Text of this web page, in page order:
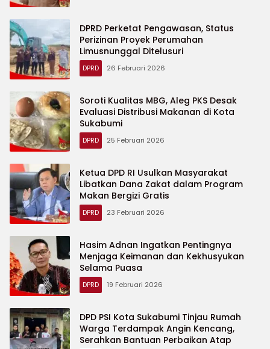
DPRD Perketat Pengawasan, Status
Perizinan Proyek Perumahan
Limusnunggal Ditelusuri
DPRD 26 Februari 2026
Soroti Kualitas MBG, Aleg PKS Desak
Evaluasi Distribusi Makanan di Kota
Sukabumi
DPRD 25 Februari 2026
Ketua DPD RI Usulkan Masyarakat
Libatkan Dana Zakat dalam Program
Makan Bergizi Gratis
DPRD 23 Februari 2026
Hasim Adnan Ingatkan Pentingnya
Menjaga Keimanan dan Kekhusyukan
Selama Puasa
DPRD 19 Februari 2026
DPD PSI Kota Sukabumi Tinjau Rumah
Warga Terdampak Angin Kencang,
Serahkan Bantuan Perbaikan Atap